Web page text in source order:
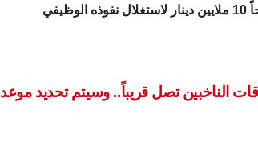
الناخبين تصل قريباً.. وسيتم تحديد موعد